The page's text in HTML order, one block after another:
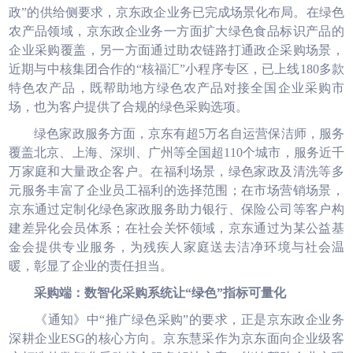
政”的供给侧要求，京东政企业务已完成场景化布局。在绿色
农产品领域，京东政企业务一方面扩大绿色食品标识产品的
企业采购覆盖，另一方面通过助农链路打通政企采购场景，
近期与中核集团合作的“核福汇”小程序专区，已上线180多款
特色农产品，既帮助地方绿色农产品对接全国企业采购市
场，也为客户提供了合规的绿色采购选项。
绿色家政服务方面，京东有超5万名自运营保洁师，服务
覆盖北京、上海、深圳、广州等全国超110个城市，服务近千
万家庭和大量政企客户。在福利场景，绿色家政及清洗等多
元服务丰富了企业员工福利的选择范围；在市场营销场景，
京东通过定制化绿色家政服务助力银行、保险公司等客户构
建差异化会员体系；在社会关怀领域，京东通过为某公益基
金会提供专业服务，为残疾人家庭送去洁净环境与社会温
暖，彰显了企业的责任担当。
采购端：数智化采购系统让“绿色”指标可量化
《通知》中“推广绿色采购”的要求，正是京东政企业务
深耕企业ESG的核心方向。京东慧采作为京东面向企业级客